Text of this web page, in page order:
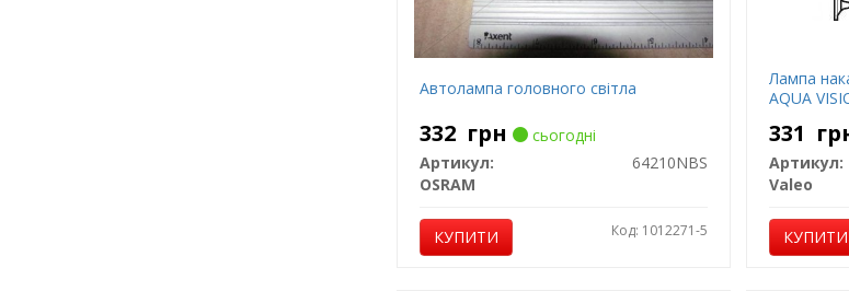
Автолампа головного світла
332 грн
сьогодні
Артикул:
64210NBS
OSRAM
КУПИТИ Код: 1012271-5
Лампа
AQUA
331
Артикул:
Valeo
КУПИТИ